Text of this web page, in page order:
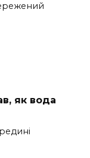
як вода